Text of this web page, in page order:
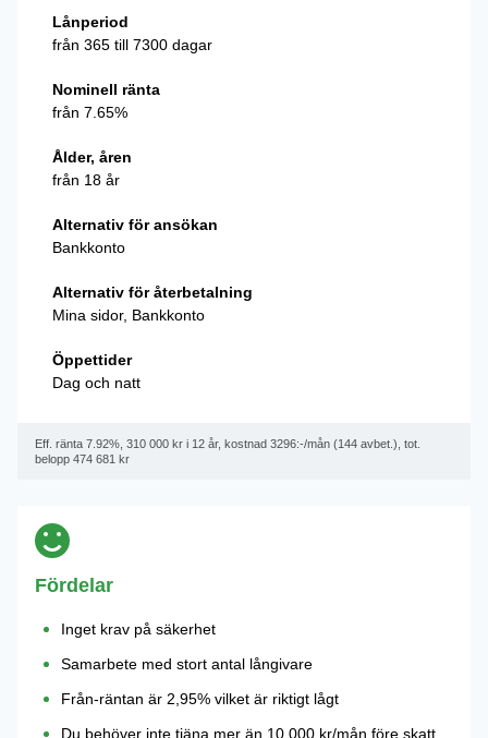
Lånperiod
från 365 till 7300 dagar
Nominell ränta
från 7.65%
Ålder, åren
från 18 år
Alternativ för ansökan
Bankkonto
Alternativ för återbetalning
Mina sidor, Bankkonto
Öppettider
Dag och natt
Eff. ränta 7.92%, 310 000 kr i 12 år, kostnad 3296:-/mån (144 avbet.), tot.
belopp 474 681 kr
Fördelar
Inget krav på säkerhet
Samarbete med stort antal långivare
Från-räntan är 2,95% vilket är riktigt lågt
Du behöver inte tjäna mer än 10 000 kr/mån före skatt